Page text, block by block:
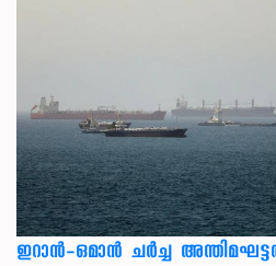
ഇറാന്‍-ഒമാന്‍ ചര്‍ച്ച